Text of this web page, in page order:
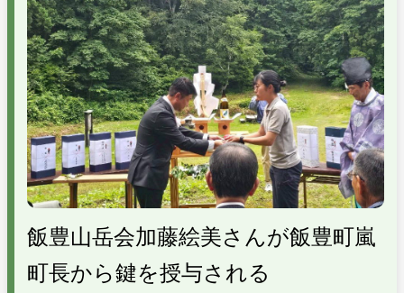
飯豊山岳会加藤絵美さんが飯豊町嵐
町長から鍵を授与される